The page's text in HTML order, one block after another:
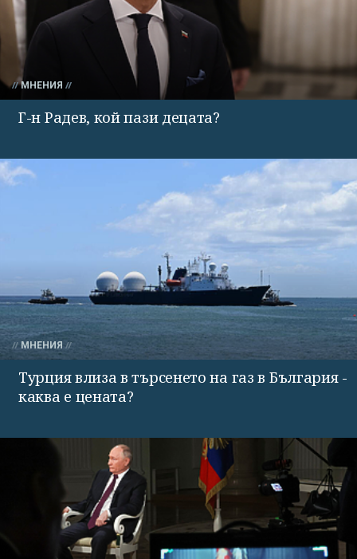
МНЕНИЯ
Г-н Радев, кой пази децата?
МНЕНИЯ
Турция влиза в търсенето на газ в България -
каква е цената?